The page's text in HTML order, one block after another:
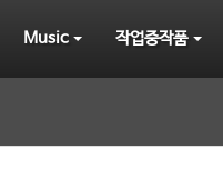
Music 작업중작품